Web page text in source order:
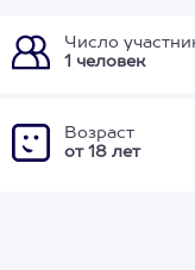
Число
1 человек
Возраст
от 18 лет